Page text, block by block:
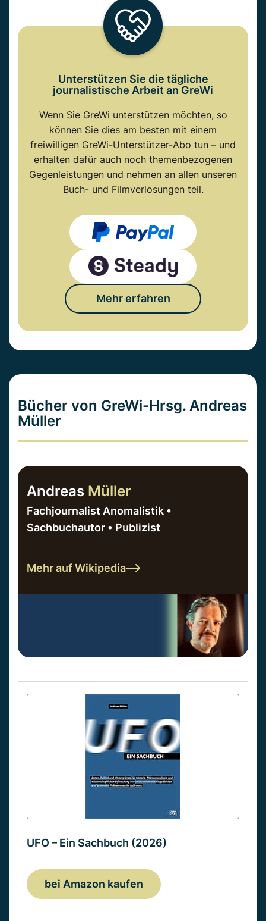
Unterstützen Sie die tägliche
journalistische Arbeit an GreWi
Wenn Sie GreWi unterstützen möchten, so
können Sie dies am besten mit einem
freiwilligen GreWi-Unterstützer-Abo tun – und
erhalten dafür auch noch themenbezogenen
Gegenleistungen und nehmen an allen unseren
Buch- und Filmverlosungen teil.
Mehr erfahren
Bücher von GreWi-Hrsg. Andreas
Müller
Andreas Müller
Fachjournalist Anomalistik •
Sachbuchautor • Publizist
Mehr auf Wikipedia
UFO – Ein Sachbuch (2026)
bei Amazon kaufen